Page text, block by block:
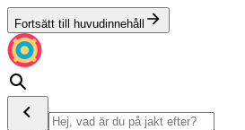
Fortsätt till huvudinnehåll